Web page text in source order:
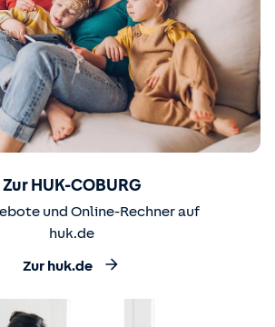
Zur HUK-COBURG
und Online-Rechner auf
huk.de
Zur huk.de